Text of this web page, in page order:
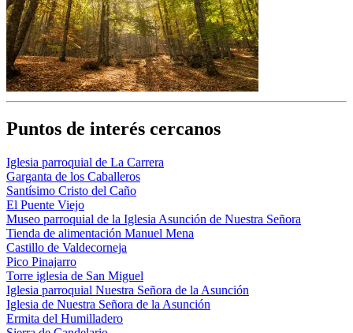
Puntos de interés cercanos
Iglesia parroquial de La Carrera
Garganta de los Caballeros
Santísimo Cristo del Caño
El Puente Viejo
Museo parroquial de la Iglesia Asunción de Nuestra Señora
Tienda de alimentación Manuel Mena
Castillo de Valdecorneja
Pico Pinajarro
Torre iglesia de San Miguel
Iglesia parroquial Nuestra Señora de la Asunción
Iglesia de Nuestra Señora de la Asunción
Ermita del Humilladero